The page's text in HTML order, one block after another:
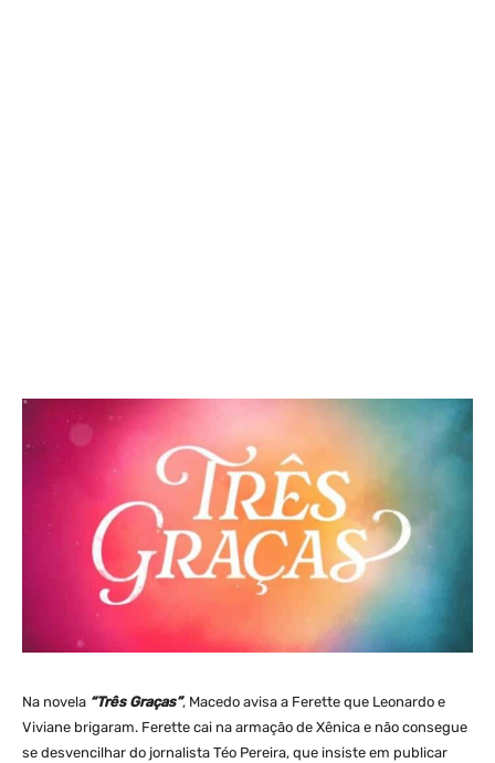
Na novela “Três Graças”, Macedo avisa a Ferette que Leonardo e
Viviane brigaram. Ferette cai na armação de Xênica e não consegue
se desvencilhar do jornalista Téo Pereira, que insiste em publicar